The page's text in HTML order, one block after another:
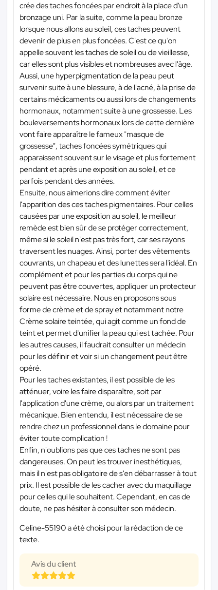
crée des taches foncées par endroit à la place d'un
bronzage uni. Par la suite, comme la peau bronze
lorsque nous allons au soleil, ces taches peuvent
devenir de plus en plus foncées. C'est ce qu'on
appelle souvent les taches de soleil ou de vieillesse,
car elles sont plus visibles et nombreuses avec l'âge.
Aussi, une hyperpigmentation de la peau peut
survenir suite à une blessure, à de l'acné, à la prise de
certains médicaments ou aussi lors de changements
hormonaux, notamment suite à une grossesse. Les
bouleversements hormonaux lors de cette dernière
vont faire apparaître le fameux "masque de
grossesse", taches foncées symétriques qui
apparaissent souvent sur le visage et plus fortement
pendant et après une exposition au soleil, et ce
parfois pendant des années.
Ensuite, nous aimerions dire comment éviter
l'apparition des ces taches pigmentaires. Pour celles
causées par une exposition au soleil, le meilleur
remède est bien sûr de se protéger correctement,
même si le soleil n'est pas très fort, car ses rayons
traversent les nuages. Ainsi, porter des vêtements
couvrants, un chapeau et des lunettes sera l'idéal. En
complément et pour les parties du corps qui ne
peuvent pas être couvertes, appliquer un protecteur
solaire est nécessaire. Nous en proposons sous
forme de crème et de spray et notamment notre
Crème solaire teintée, qui agit comme un fond de
teint et permet d'unifier la peau qui est tachée. Pour
les autres causes, il faudrait consulter un médecin
pour les définir et voir si un changement peut être
opéré.
Pour les taches existantes, il est possible de les
atténuer, voire les faire disparaître, soit par
l'application d'une crème, ou alors par un traitement
mécanique. Bien entendu, il est nécessaire de se
rendre chez un professionnel dans le domaine pour
éviter toute complication !
Enfin, n'oublions pas que ces taches ne sont pas
dangereuses. On peut les trouver inesthétiques,
mais il n'est pas obligatoire de s'en débarrasser à tout
prix. Il est possible de les cacher avec du maquillage
pour celles qui le souhaitent. Cependant, en cas de
doute, ne pas hésiter à consulter son médecin.
Celine-55190 a été choisi pour la rédaction de ce
texte.
Avis du client